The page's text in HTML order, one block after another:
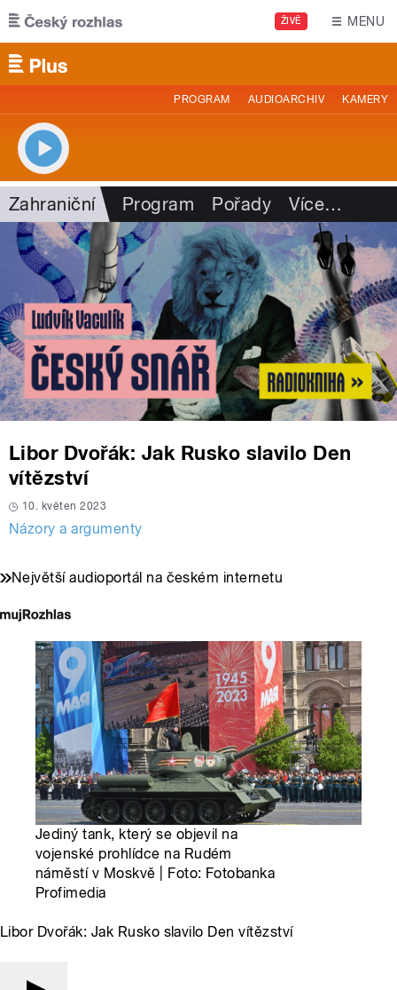
Přejít k hlavnímu obsahu
ŽIVĚ MENU
PROGRAM AUDIOARCHIV KAMERY
Zahraniční Program Pořady Více…
Libor Dvořák: Jak Rusko slavilo Den
vítězství
10. květen 2023
Názory a argumenty
Největší audioportál na českém internetu
Jediný tank, který se objevil na
vojenské prohlídce na Rudém
náměstí v Moskvě | Foto: Fotobanka
Profimedia
Libor Dvořák: Jak Rusko slavilo Den vítězství